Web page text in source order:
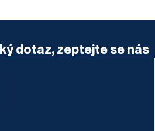
dotaz, zeptejte se nás